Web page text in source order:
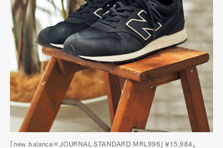
「new balance×JOURNAL STANDARD MRL996」￥15,984。